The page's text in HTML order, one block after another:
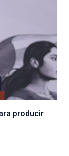
producir